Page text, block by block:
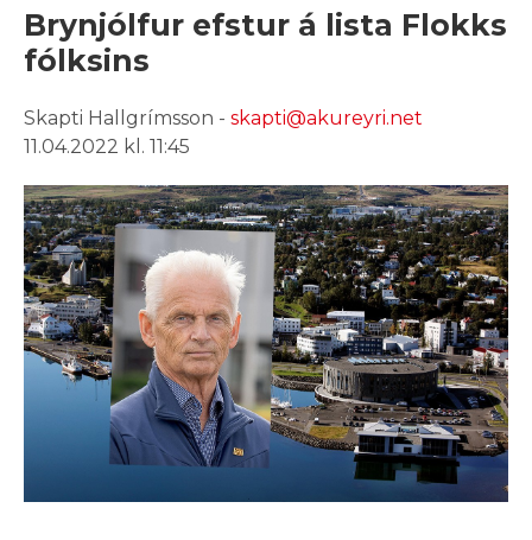
Brynjólfur efstur á lista Flokks
fólksins
Skapti Hallgrímsson - skapti@akureyri.net
11.04.2022 kl. 11:45